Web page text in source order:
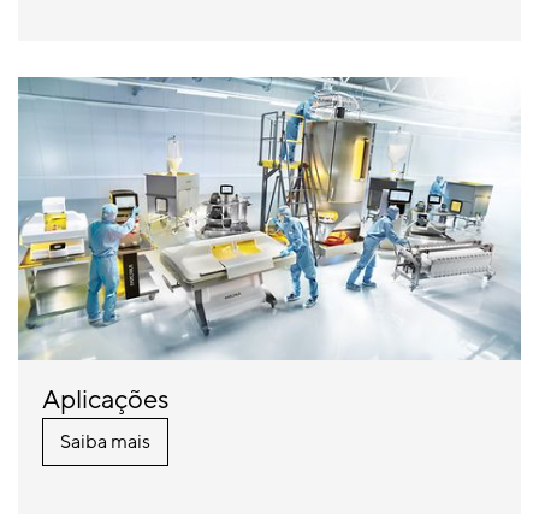
Aplicações
Saiba mais